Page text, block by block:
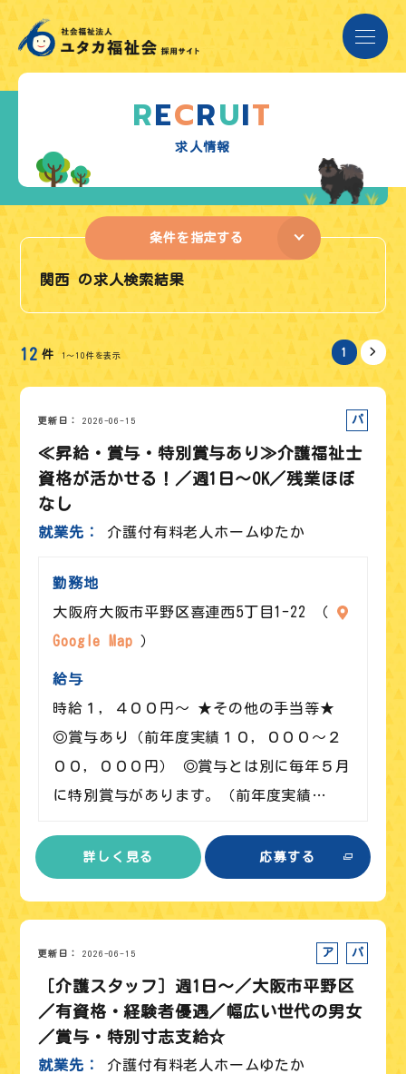
RECRUIT
求 人情報
条件を指定する
関西 の求人検索結果
12 件 1～10件を表示 1 >
更新日 2026-06-15
≪昇給・賞与・特別賞与あり≫介護福祉士
資格が活かせる！／週1日～OK／残業ほぼ
なし
就業先 介護付有料老人ホームゆたか
勤務地
大阪府大阪市平野区喜連西5丁目1-22 （
Google Map ）
給与
時給１，４００円～ ★その他の手当等★
◎賞与あり（前年度実績１０，０００～２
００，０００円） ◎賞与とは別に毎年５月
に特別賞与があります。（前年度実績…
詳しく見る 応募する
更新日 2026-06-15 アルバイト
［介護スタッフ］週1日～／大阪市平野区
／有資格・経験者優遇／幅広い世代の男女
／賞与・特別寸志支給☆
就業先 介護付有料老人ホームゆたか